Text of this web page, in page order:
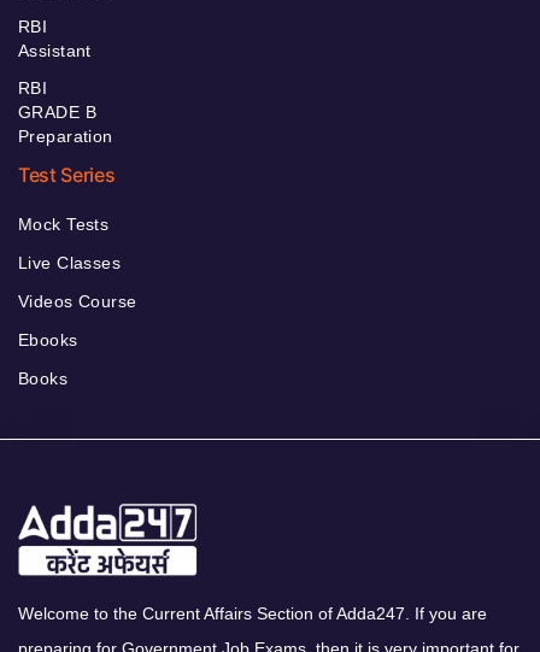
RBI
Assistant
RBI
GRADE B
Preparation
Test Series
Mock Tests
Live Classes
Videos Course
Ebooks
Books
Welcome to the Current Affairs Section of Adda247. If you are
preparing for Government Job Exams, then it is very important for